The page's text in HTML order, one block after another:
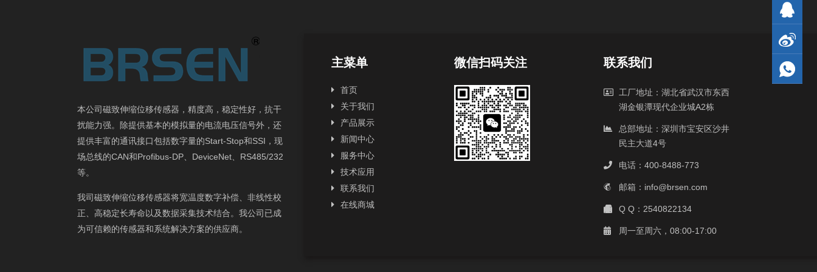
本公司磁致伸缩位移传感器，精度高，稳定性好，抗干
扰能力强。除提供基本的模拟量的电流电压信号外，还
提供丰富的通讯接口包括数字量的Start-Stop和SSI，现
场总线的CAN和Profibus-DP、DeviceNet、RS485/232
等。
我司磁致伸缩位移传感器将宽温度数字补偿、非线性校
正、高稳定长寿命以及数据采集技术结合。我公司已成
为可信赖的传感器和系统解决方案的供应商。
主菜单
首页
关于我们
产品展示
新闻中心
服务中心
技术应用
联系我们
在线商城
微信扫码关注 联系我们
工厂地址：湖北省武汉市东西
湖金银潭现代企业城A2栋
总部地址：深圳市宝安区沙井
民主大道4号
电话：400-8488-773
邮箱：info@brsen.com
Q Q：2540822134
周一至周六，08:00-17:00